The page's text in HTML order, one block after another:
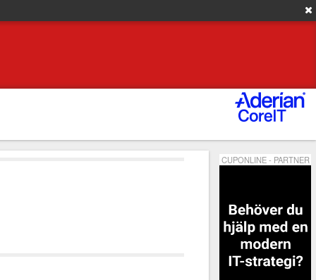
CUPONLINE - PARTNER